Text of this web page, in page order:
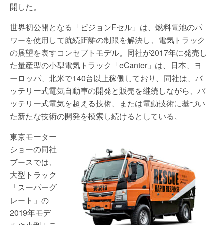
開した。
世界初公開となる「ビジョンFセル」は、燃料電池のパ
ワーを使用して航続距離の制限を解決し、電気トラック
の展望を表すコンセプトモデル。同社が2017年に発売し
た量産型の小型電気トラック「eCanter」は、日本、ヨ
ーロッパ、北米で140台以上稼働しており、同社は、バ
ッテリー式電気自動車の開発と販売を継続しながら、バ
ッテリー式電気を超える技術、または電動技術に基づい
た新たな技術の開発を模索し続けるとしている。
東京モーター
ショーの同社
ブースでは、
大型トラック
「スーパーグ
レート」の
2019年モデ